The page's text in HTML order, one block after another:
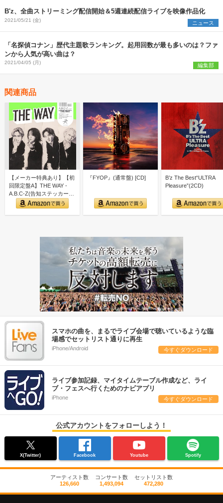
B'z、全曲ストリーミング配信開始＆5週連続配信ライブを映像作品化
2021/05/21 (金) ニュース
「名探偵コナン」歴代主題歌ランキング。起用回数が最も多いのは？ファ
ンから人気が高い曲は？
2021/04/05 (月) 編集部
関連商品
【メーカー特典あり】【初
回限定盤A】THE WAY -
A.B.C-Z(告知ステッカー
ver.A付)
『FYOP』(通常盤) [CD]
B’z The Best“ULTRA
Pleasure”(2CD)
スマホの曲を、まるでライブ会場で聴いているような臨
場感でセットリスト通りに再生
iPhone/Android 今すぐダウンロード
ライブ参加記録、マイタイムテーブル作成など、ライ
ブ・フェスへ行くためのナビアプリ
iPhone 今すぐダウンロード
公式アカウントをフォローしよう！
X(Twitter) Facebook Youtube Spotify
アーティスト数
126,660
コンサート数
1,493,094
セットリスト数
472,280